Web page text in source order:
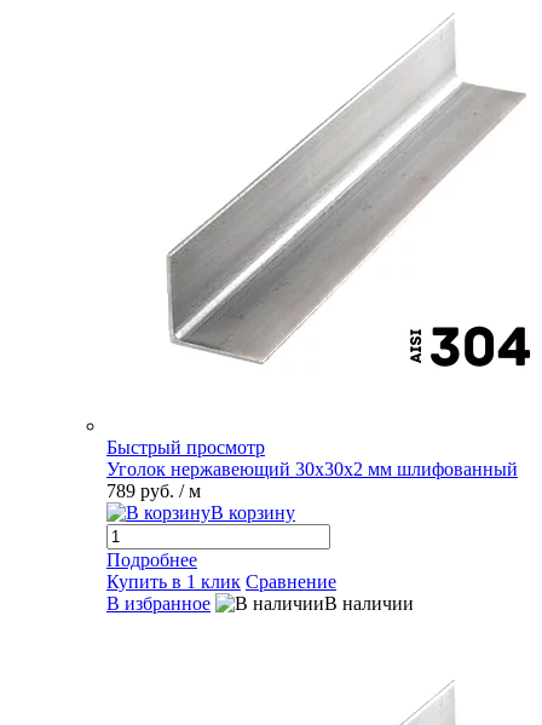
Быстрый просмотр
Уголок нержавеющий 30х30х2 мм шлифованный
789 руб. / м
В корзину
Подробнее
Купить в 1 клик Сравнение
В избранное
В наличии